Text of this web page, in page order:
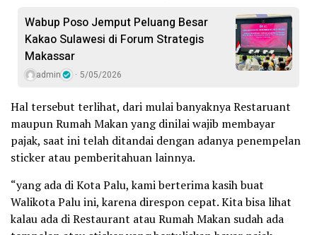
Wabup Poso Jemput Peluang Besar
Kakao Sulawesi di Forum Strategis
Makassar
admin 5/05/2026
Hal tersebut terlihat, dari mulai banyaknya Restaruant
maupun Rumah Makan yang dinilai wajib membayar
pajak, saat ini telah ditandai dengan adanya penempelan
sticker atau pemberitahuan lainnya.
“yang ada di Kota Palu, kami berterima kasih buat
Walikota Palu ini, karena direspon cepat. Kita bisa lihat
kalau ada di Restaurant atau Rumah Makan sudah ada